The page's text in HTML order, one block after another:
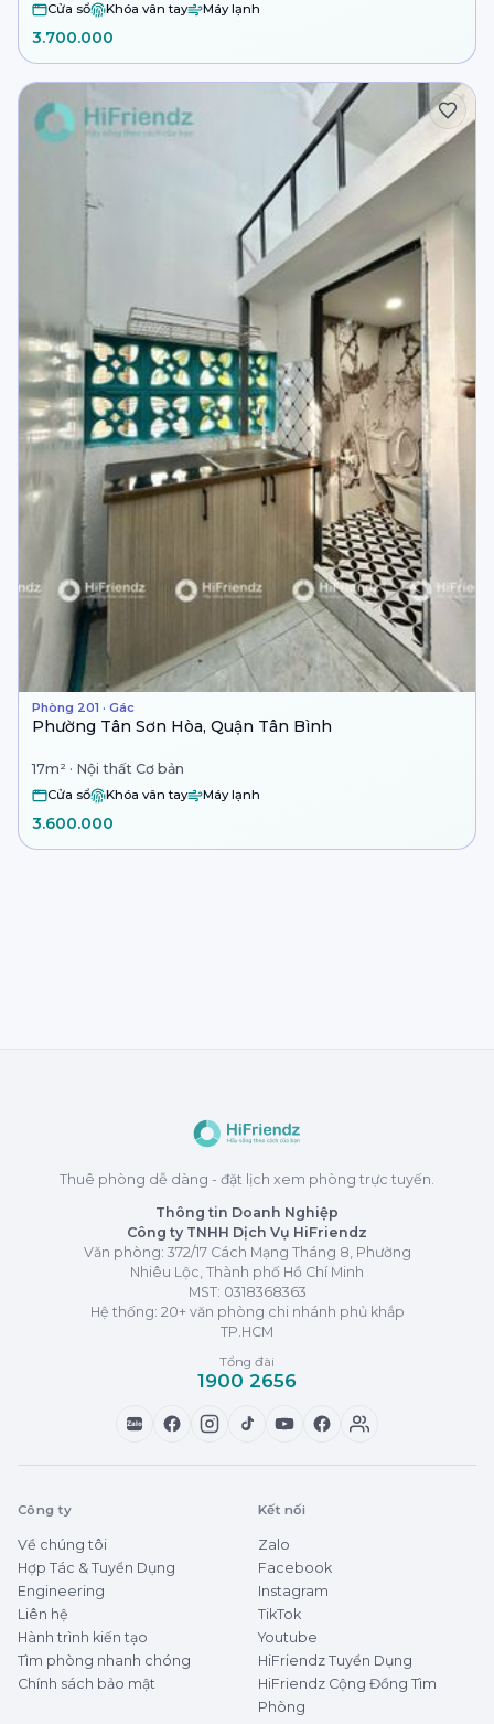
Cửa sổ Khóa vân tay Máy lạnh
3.700.000
Phòng 201 · Gác
Phường Tân Sơn Hòa, Quận Tân Bình
17m² · Nội thất Cơ bản
Cửa sổ Khóa vân tay Máy lạnh
3.600.000
Thuê phòng dễ dàng - đặt lịch xem phòng trực tuyến.
Thông tin Doanh Nghiệp
Công ty TNHH Dịch Vụ HiFriendz
Văn phòng: 372/17 Cách Mạng Tháng 8, Phường
Nhiêu Lộc, Thành phố Hồ Chí Minh
MST: 0318368363
Hệ thống: 20+ văn phòng chi nhánh phủ khắp
TP.HCM
Tổng đài
1900 2656
Zalo
Công ty
Về chúng tôi
Hợp Tác & Tuyển Dụng
Engineering
Liên hệ
Hành trình kiến tạo
Tìm phòng nhanh chóng
Chính sách bảo mật
Kết nối
Zalo
Facebook
Instagram
TikTok
Youtube
HiFriendz Tuyển Dụng
HiFriendz Cộng Đồng Tìm
Phòng